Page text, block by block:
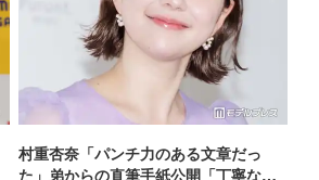
村重杏奈「パンチ力のある文章だっ
た」弟からの直筆手紙公開「丁寧な